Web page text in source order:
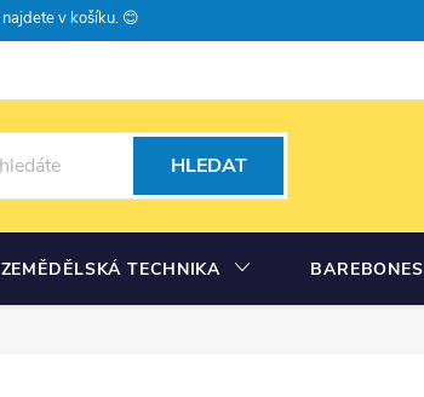
v košíku. 😊
HLEDAT
ZEMĚDĚLSKÁ TECHNIKA BAREBONES